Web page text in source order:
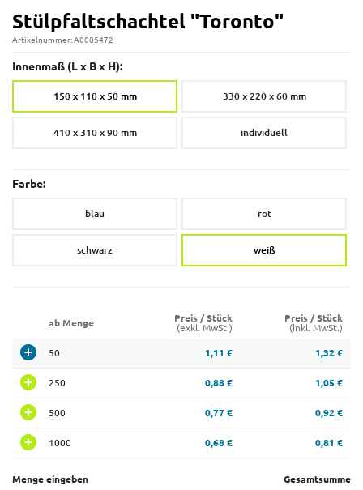
Stülpfaltschachtel "Toronto"
Artikelnummer: A0005472
Innenmaß (L x B x H):
150 x 110 x 50 mm 330 x 220 x 60 mm
410 x 310 x 90 mm individuell
Farbe:
blau rot
schwarz weiß
ab Menge
Preis / Stück
(exkl. MwSt.)
Preis / Stück
(inkl. MwSt.)
50 1,11 € 1,32 €
250 0,88 € 1,05 €
500 0,77 € 0,92 €
1000 0,68 € 0,81 €
Menge eingeben Gesamtsumme